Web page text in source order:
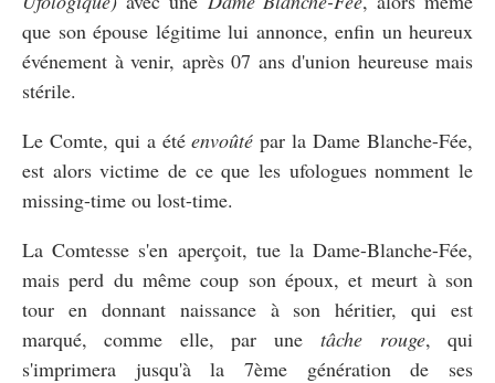
que son épouse légitime lui annonce, enfin un heureux
événement à venir, après 07 ans d'union heureuse mais
stérile.
Le Comte, qui a étéenvoûté par la Dame Blanche-Fée,
est alors victime de ce que les ufologues nomment le
missing-time ou lost-time.
La Comtesse s'en aperçoit, tue la Dame-Blanche-Fée,
mais perd du même coup son époux, et meurt à son
tour en donnant naissance à son héritier, qui est
marqué, comme elle, par unetâche rouge, qui
s'imprimera jusqu'à la 7ème génération de ses